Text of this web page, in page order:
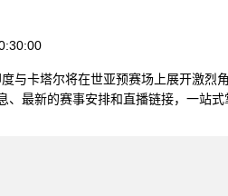
与卡塔尔将在世亚预赛场上展开激烈
、最新的赛事安排和直播链接，一站式